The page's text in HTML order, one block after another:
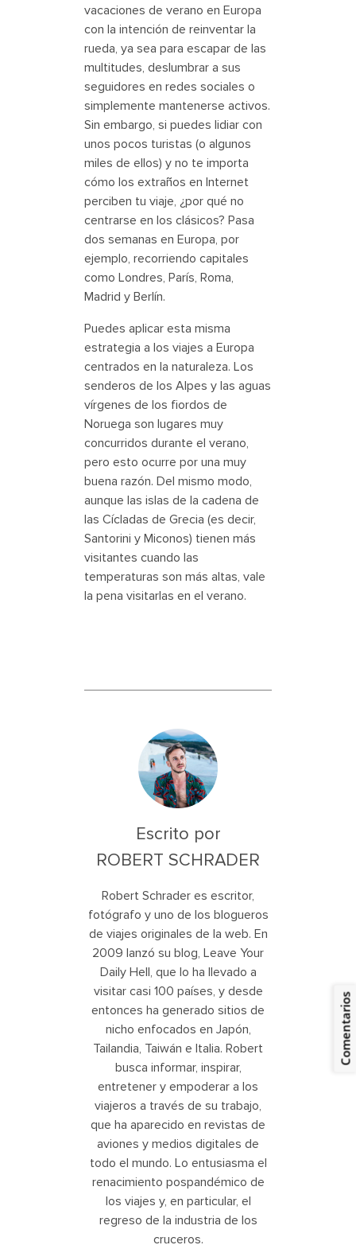
vacaciones de verano en Europa
con la intención de reinventar la
rueda, ya sea para escapar de las
multitudes, deslumbrar a sus
seguidores en redes sociales o
simplemente mantenerse activos.
Sin embargo, si puedes lidiar con
unos pocos turistas (o algunos
miles de ellos) y no te importa
cómo los extraños en Internet
perciben tu viaje, ¿por qué no
centrarse en los clásicos? Pasa
dos semanas en Europa, por
ejemplo, recorriendo capitales
como Londres, París, Roma,
Madrid y Berlín.
Puedes aplicar esta misma
estrategia a los viajes a Europa
centrados en la naturaleza. Los
senderos de los Alpes y las aguas
vírgenes de los fiordos de
Noruega son lugares muy
concurridos durante el verano,
pero esto ocurre por una muy
buena razón. Del mismo modo,
aunque las islas de la cadena de
las Cícladas de Grecia (es decir,
Santorini y Miconos) tienen más
visitantes cuando las
temperaturas son más altas, vale
la pena visitarlas en el verano.
Escrito por
ROBERT SCHRADER
Robert Schrader es escritor,
fotógrafo y uno de los blogueros
de viajes originales de la web. En
2009 lanzó su blog, Leave Your
Daily Hell, que lo ha llevado a
visitar casi 100 países, y desde
entonces ha generado sitios de
nicho enfocados en Japón,
Tailandia, Taiwán e Italia. Robert
busca informar, inspirar,
entretener y empoderar a los
viajeros a través de su trabajo,
que ha aparecido en revistas de
aviones y medios digitales de
todo el mundo. Lo entusiasma el
renacimiento pospandémico de
los viajes y, en particular, el
regreso de la industria de los
cruceros.
Comentarios